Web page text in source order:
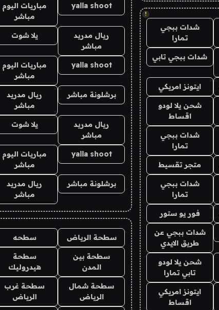
!
شدات ببجي
تمارا
شدات ببجي تابي
ايتونز امريكي
شحن يلا لودو
اقساط
شدات ببجي
تمارا
متجر تقسيط
شدات ببجي
تمارا
فور يو ستور
شدات ببجي عن
طريق الايدي
شحن يلا لودو
تابي تمارا
ايتونز امريكي
اقساط
yalla shoot
مباريات اليوم
مباشر
ريال مدريد
مباشر
يلا شوت
yalla shoot
مباريات اليوم
مباشر
برشلونة مباشر
ريال مدريد
مباشر
ريال مدريد
مباشر
يلا شوت
yalla shoot
مباريات اليوم
مباشر
برشلونة مباشر
ريال مدريد
مباشر
سطحة الرياض سطحه
سطحة بين
المدن
سطحة
هيدروليك
سطحة شمال
الرياض
سطحة غرب
الرياض